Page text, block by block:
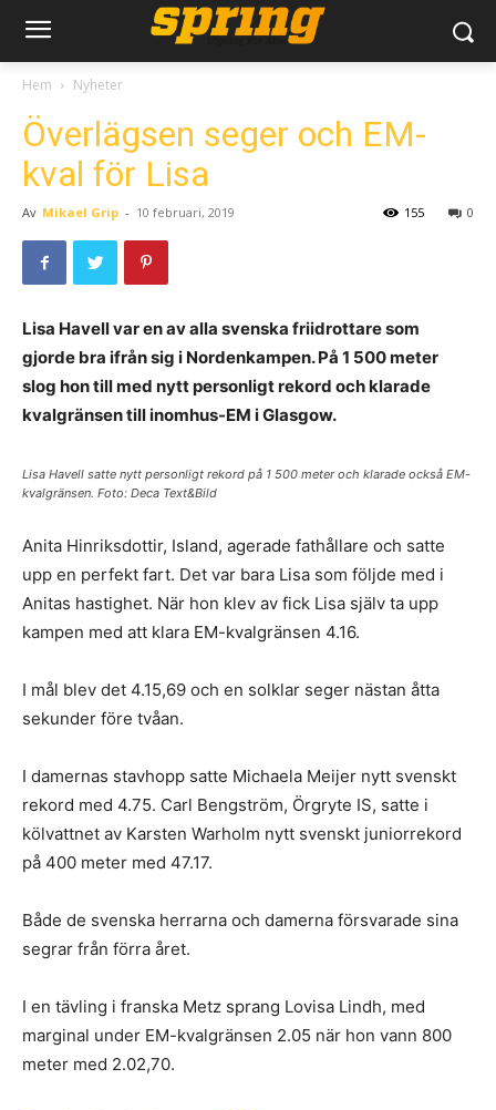
Hem Nyheter
Överlägsen seger och EM-
kval för Lisa
Av Mikael Grip - 10 februari, 2019 0
155
Lisa Havell var en av alla svenska friidrottare som
gjorde bra ifrån sig i Nordenkampen. På 1 500 meter
slog hon till med nytt personligt rekord och klarade
kvalgränsen till inomhus-EM i Glasgow.
Lisa Havell satte nytt personligt rekord på 1 500 meter och klarade också EM-
kvalgränsen. Foto: Deca Text&Bild
Anita Hinriksdottir, Island, agerade fathållare och satte
upp en perfekt fart. Det var bara Lisa som följde med i
Anitas hastighet. När hon klev av fick Lisa själv ta upp
kampen med att klara EM-kvalgränsen 4.16.
I mål blev det 4.15,69 och en solklar seger nästan åtta
sekunder före tvåan.
I damernas stavhopp satte Michaela Meijer nytt svenskt
rekord med 4.75. Carl Bengström, Örgryte IS, satte i
kölvattnet av Karsten Warholm nytt svenskt juniorrekord
på 400 meter med 47.17.
Både de svenska herrarna och damerna försvarade sina
segrar från förra året.
I en tävling i franska Metz sprang Lovisa Lindh, med
marginal under EM-kvalgränsen 2.05 när hon vann 800
meter med 2.02,70.